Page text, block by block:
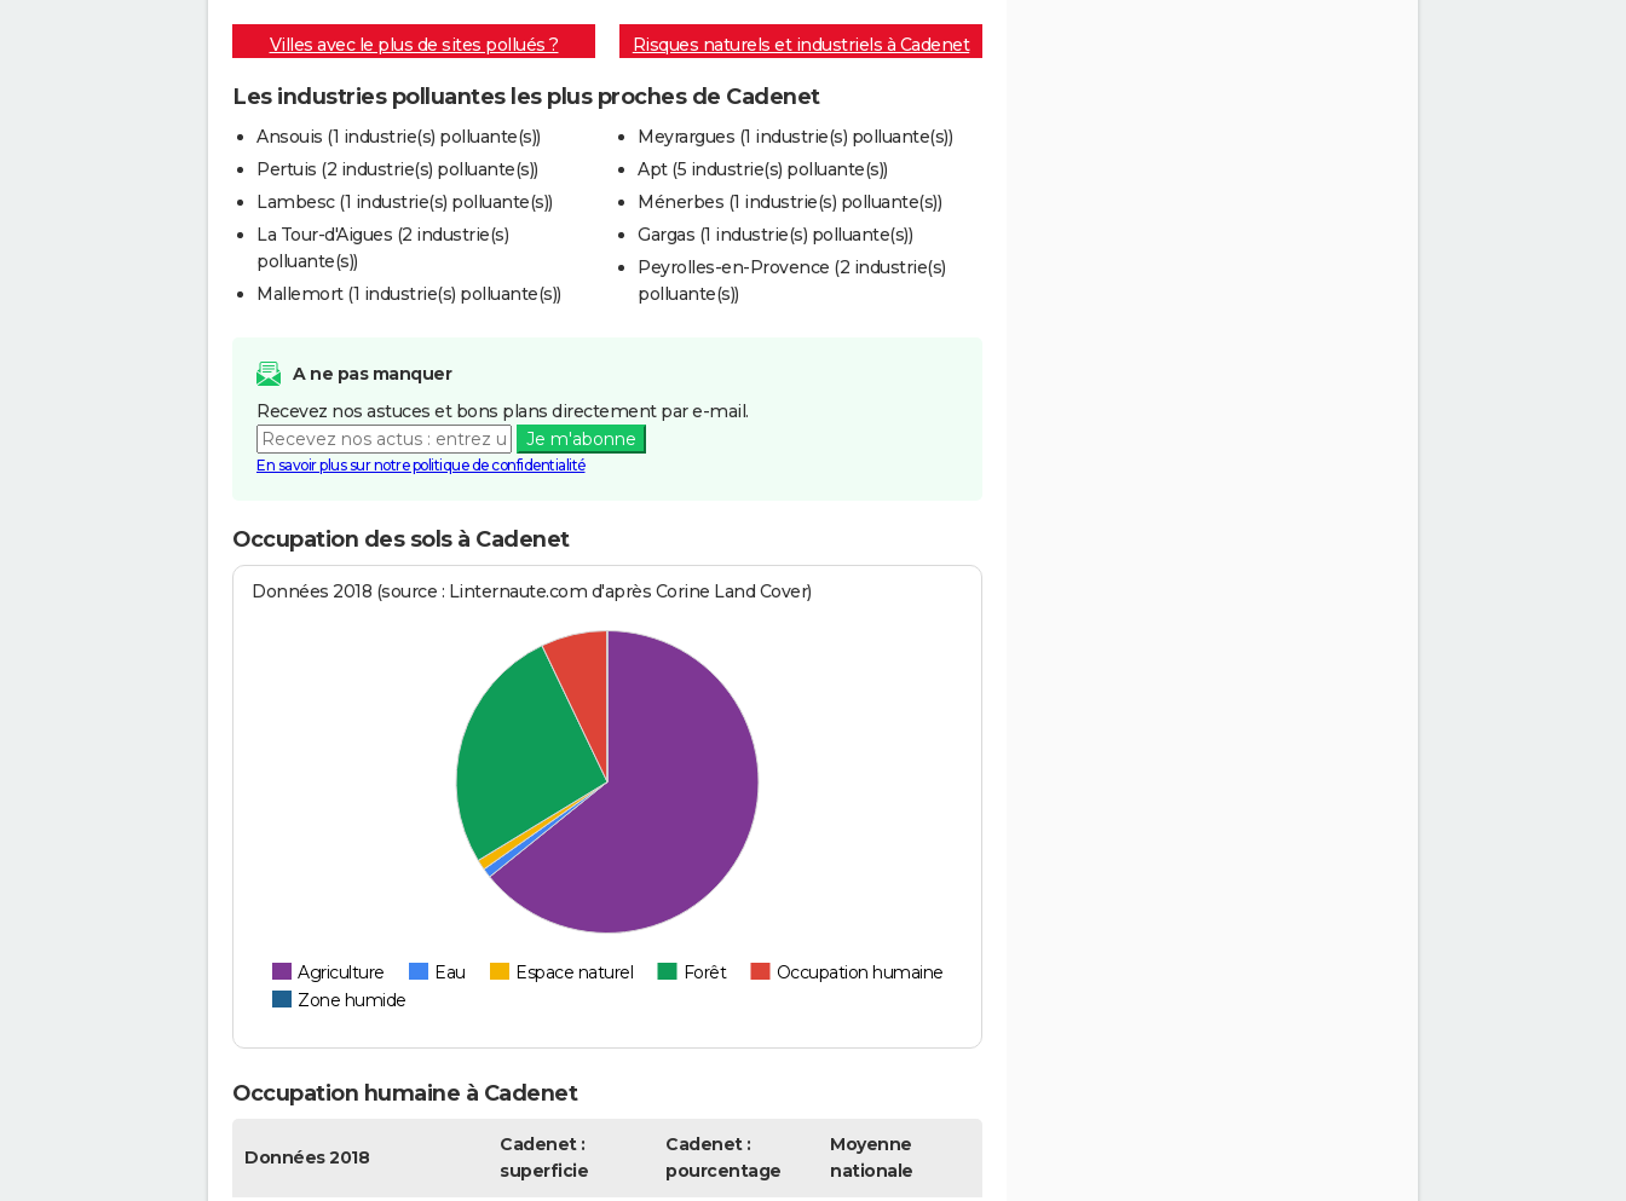
Villes avec le plus de sites pollués ? Risques naturels et industriels à Cadenet
Les industries polluantes les plus proches de Cadenet
Ansouis (1 industrie(s) polluante(s))
Pertuis (2 industrie(s) polluante(s))
Lambesc (1 industrie(s) polluante(s))
La Tour-d'Aigues (2 industrie(s)
polluante(s))
Mallemort (1 industrie(s) polluante(s))
Meyrargues (1 industrie(s) polluante(s))
Apt (5 industrie(s) polluante(s))
Ménerbes (1 industrie(s) polluante(s))
Gargas (1 industrie(s) polluante(s))
Peyrolles-en-Provence (2 industrie(s)
polluante(s))
A ne pas manquer
Recevez nos astuces et bons plans directement par e-mail.
Je m'abonne
En savoir plus sur notre politique de confidentialité
Occupation des sols à Cadenet
Données 2018 (source : Linternaute.com d'après Corine Land Cover)
Agriculture Eau Espace naturel Forêt
Occupation humaine
Zone humide
Occupation humaine à Cadenet
Données 2018
Cadenet :
superficie
Cadenet :
pourcentage
Moyenne
nationale